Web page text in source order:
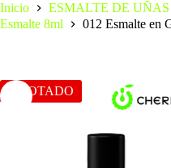
Inicio
ESMALTE DE UÑAS
Esmalte 8ml
012 Esmalte en
AGOTADO